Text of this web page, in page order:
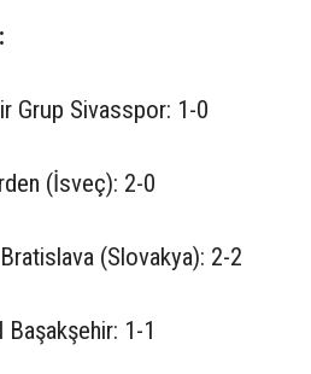
Grup Sivasspor: 1-0
(İsveç): 2-0
(Slovakya): 2-2
1-1